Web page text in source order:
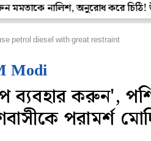
নালিশ, অনুরোধ করে চিঠি! উত্তর দেবেন
petrol diesel with great restraint
Modi
ব্যবহার করুন',
পরামর্শ